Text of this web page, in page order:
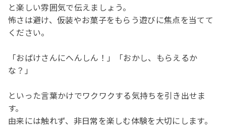
と楽しい雰囲気で伝えましょう。
怖さは避け、仮装やお菓子をもらう遊びに焦点を当てて
ください。
「おばけさんにへんしん！」「おかし、もらえるか
な？」
といった言葉かけでワクワクする気持ちを引き出せま
す。
由来には触れず、非日常を楽しむ体験を大切にします。